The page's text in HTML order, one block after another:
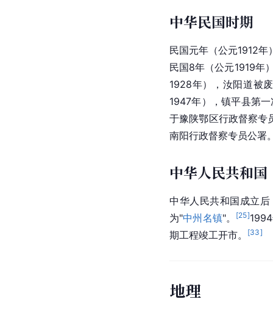
中华民国时期
民国元年（公元1912年
民国8年（公元1919年
1928年），汝阳道被
1947年），镇平县第
于豫陕鄂区行政督察专
南阳行政督察专员公署
中华人民共和国
中华人民共和国成立
为"中州名镇"。 [25]
期工程竣工开市。 [33]
地理